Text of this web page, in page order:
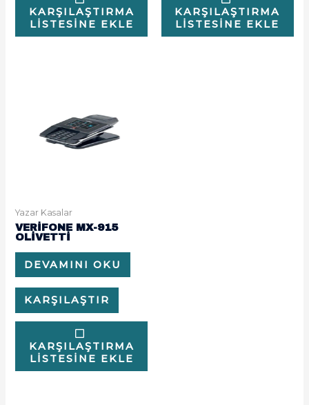
KARŞILAŞTIRMA
LISTESINE EKLE
KARŞILAŞTIRMA
LISTESINE EKLE
Yazar Kasalar
VERİFONE MX-915
OLİVETTİ
DEVAMINI OKU
KARŞILAŞTIR
KARŞILAŞTIRMA
LISTESINE EKLE